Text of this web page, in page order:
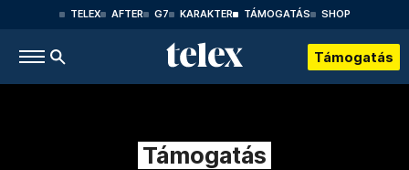
TELEX AFTER G7 KARAKTER TÁMOGATÁS SHOP
Támogatás
Támogatás